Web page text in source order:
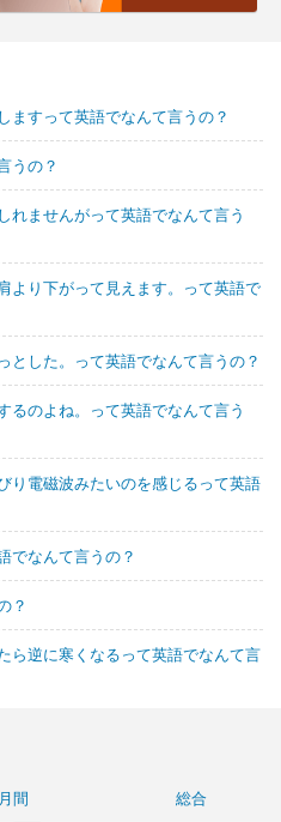
ますって英語でなんて言うの？
うの？
れませんがって英語でなんて言う
より下がって見えます。って英語で
とした。って英語でなんて言うの？
るのよね。って英語でなんて言う
り電磁波みたいのを感じるって英語
でなんて言うの？
？
ら逆に寒くなるって英語でなんて言
月間
総合